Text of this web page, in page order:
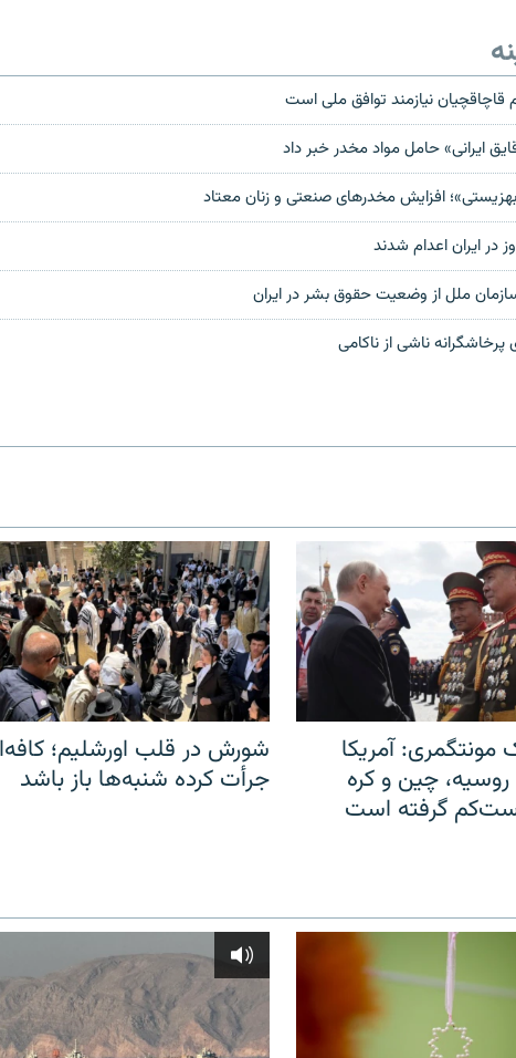
نیازمند توافق ملی است
ایرانی» حامل مواد مخدر خبر داد
افزایش مخدرهای صنعتی‌ و زنان معتاد
ایران اعدام شدند
ملل از وضعیت حقوق بشر در ایران
ناشی از ناکامی
مونتگمری: آمریکا
روسیه، چین و کره
گرفته است
شورش در قلب اورشلیم؛
جرأت کرده شنبه‌ها باز باشد